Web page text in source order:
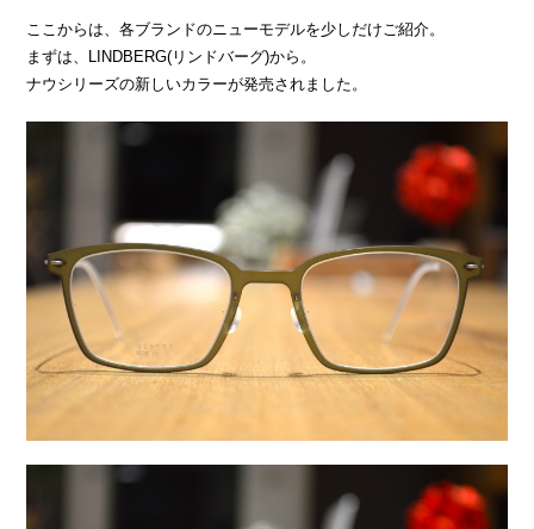
ここからは、各ブランドのニューモデルを少しだけご紹介。
まずは、LINDBERG(リンドバーグ)から。
ナウシリーズの新しいカラーが発売されました。